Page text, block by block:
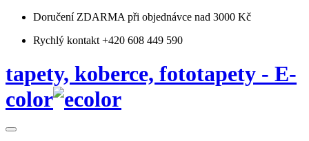
Doručení ZDARMA při objednávce nad 3000 Kč
Rychlý kontakt +420 608 449 590
tapety, koberce, fototapety - E-
color